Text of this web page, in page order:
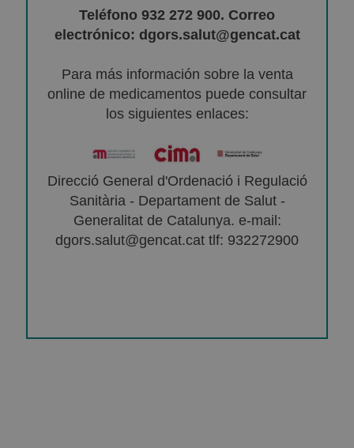
Teléfono 932 272 900. Correo
electrónico: dgors.salut@gencat.cat
Para más información sobre la venta
online de medicamentos puede consultar
los siguientes enlaces:
Direcció General d'Ordenació i Regulació
Sanitària - Departament de Salut -
Generalitat de Catalunya. e-mail:
dgors.salut@gencat.cat tlf: 932272900